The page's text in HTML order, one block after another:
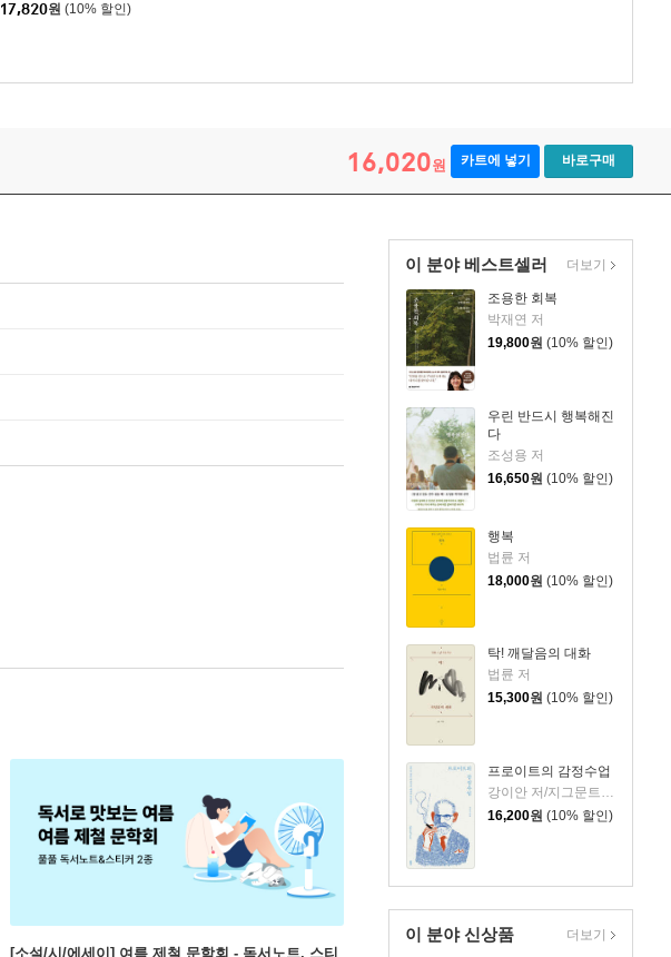
17,820원 (10% 할인)
16,020원 카트에 넣기 바로구매
이 분야 베스트셀러
조용한 회복
박재연 저
19,800원 (10% 할인)
우린 반드시 행복해진
다
조성용 저
16,650원 (10% 할인)
행복
법륜 저
18,000원 (10% 할인)
탁! 깨달음의 대화
법륜 저
15,300원 (10% 할인)
프로이트의 감정수업
강이안 저/지그문트 프로이트 원저
16,200원 (10% 할인)
더보기
이 분야 신상품 더보기
[소설/시/에세이] 여름 제철 문학회 - 독서노트, 스티